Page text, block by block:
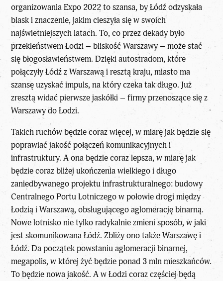
organizowania Expo 2022 to szansa, by Łódź odzyskała
blask i znaczenie, jakim cieszyła się w swoich
najświetniejszych latach. To, co przez dekady było
przekleństwem Łodzi – bliskość Warszawy – może stać
się błogosławieństwem. Dzięki autostradom, które
połączyły Łódź z Warszawą i resztą kraju, miasto ma
szansę uzyskać impuls, na który czeka tak długo. Już
zresztą widać pierwsze jaskółki – firmy przenoszące się z
Warszawy do Łodzi.
Takich ruchów będzie coraz więcej, w miarę jak będzie się
poprawiać jakość połączeń komunikacyjnych i
infrastruktury. A ona będzie coraz lepsza, w miarę jak
będzie coraz bliżej ukończenia wielkiego i długo
zaniedbywanego projektu infrastrukturalnego: budowy
Centralnego Portu Lotniczego w połowie drogi między
Łodzią i Warszawą, obsługującego aglomerację binarną.
Nowe lotnisko nie tylko radykalnie zmieni sposób, w jaki
jest skomunikowana Łódź. Zbliży ono także Warszawę i
Łódź. Da początek powstaniu aglomeracji binarnej,
megapolis, w której żyć będzie ponad 3 mln mieszkańców.
To będzie nowa jakość. A w Łodzi coraz częściej będą